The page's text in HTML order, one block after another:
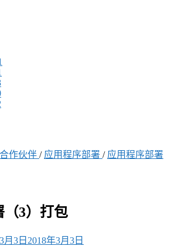
作伙伴 / 应用程序部署 / 应用程序部署
（3）打包
月3日 2018年3月3日